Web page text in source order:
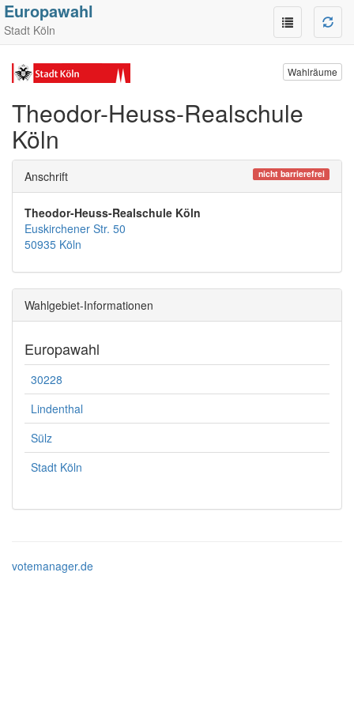
Europawahl
Stadt Köln
Wahlräume
Theodor-Heuss-Realschule
Köln
Anschrift nicht barrierefrei
Theodor-Heuss-Realschule Köln
Euskirchener Str. 50
50935 Köln
Wahlgebiet-Informationen
Europawahl
30228
Lindenthal
Sülz
Stadt Köln
votemanager.de